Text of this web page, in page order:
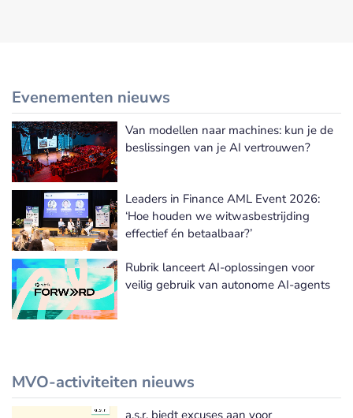
Evenementen nieuws
Meer Evenementen nieuws
Van modellen naar machines: kun je de
beslissingen van je AI vertrouwen?
Leaders in Finance AML Event 2026:
‘Hoe houden we witwasbestrijding
effectief én betaalbaar?’
Rubrik lanceert AI-oplossingen voor
veilig gebruik van autonome AI-agents
MVO-activiteiten nieuws
a.s.r. biedt excuses aan voor